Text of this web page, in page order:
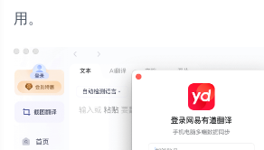
用。